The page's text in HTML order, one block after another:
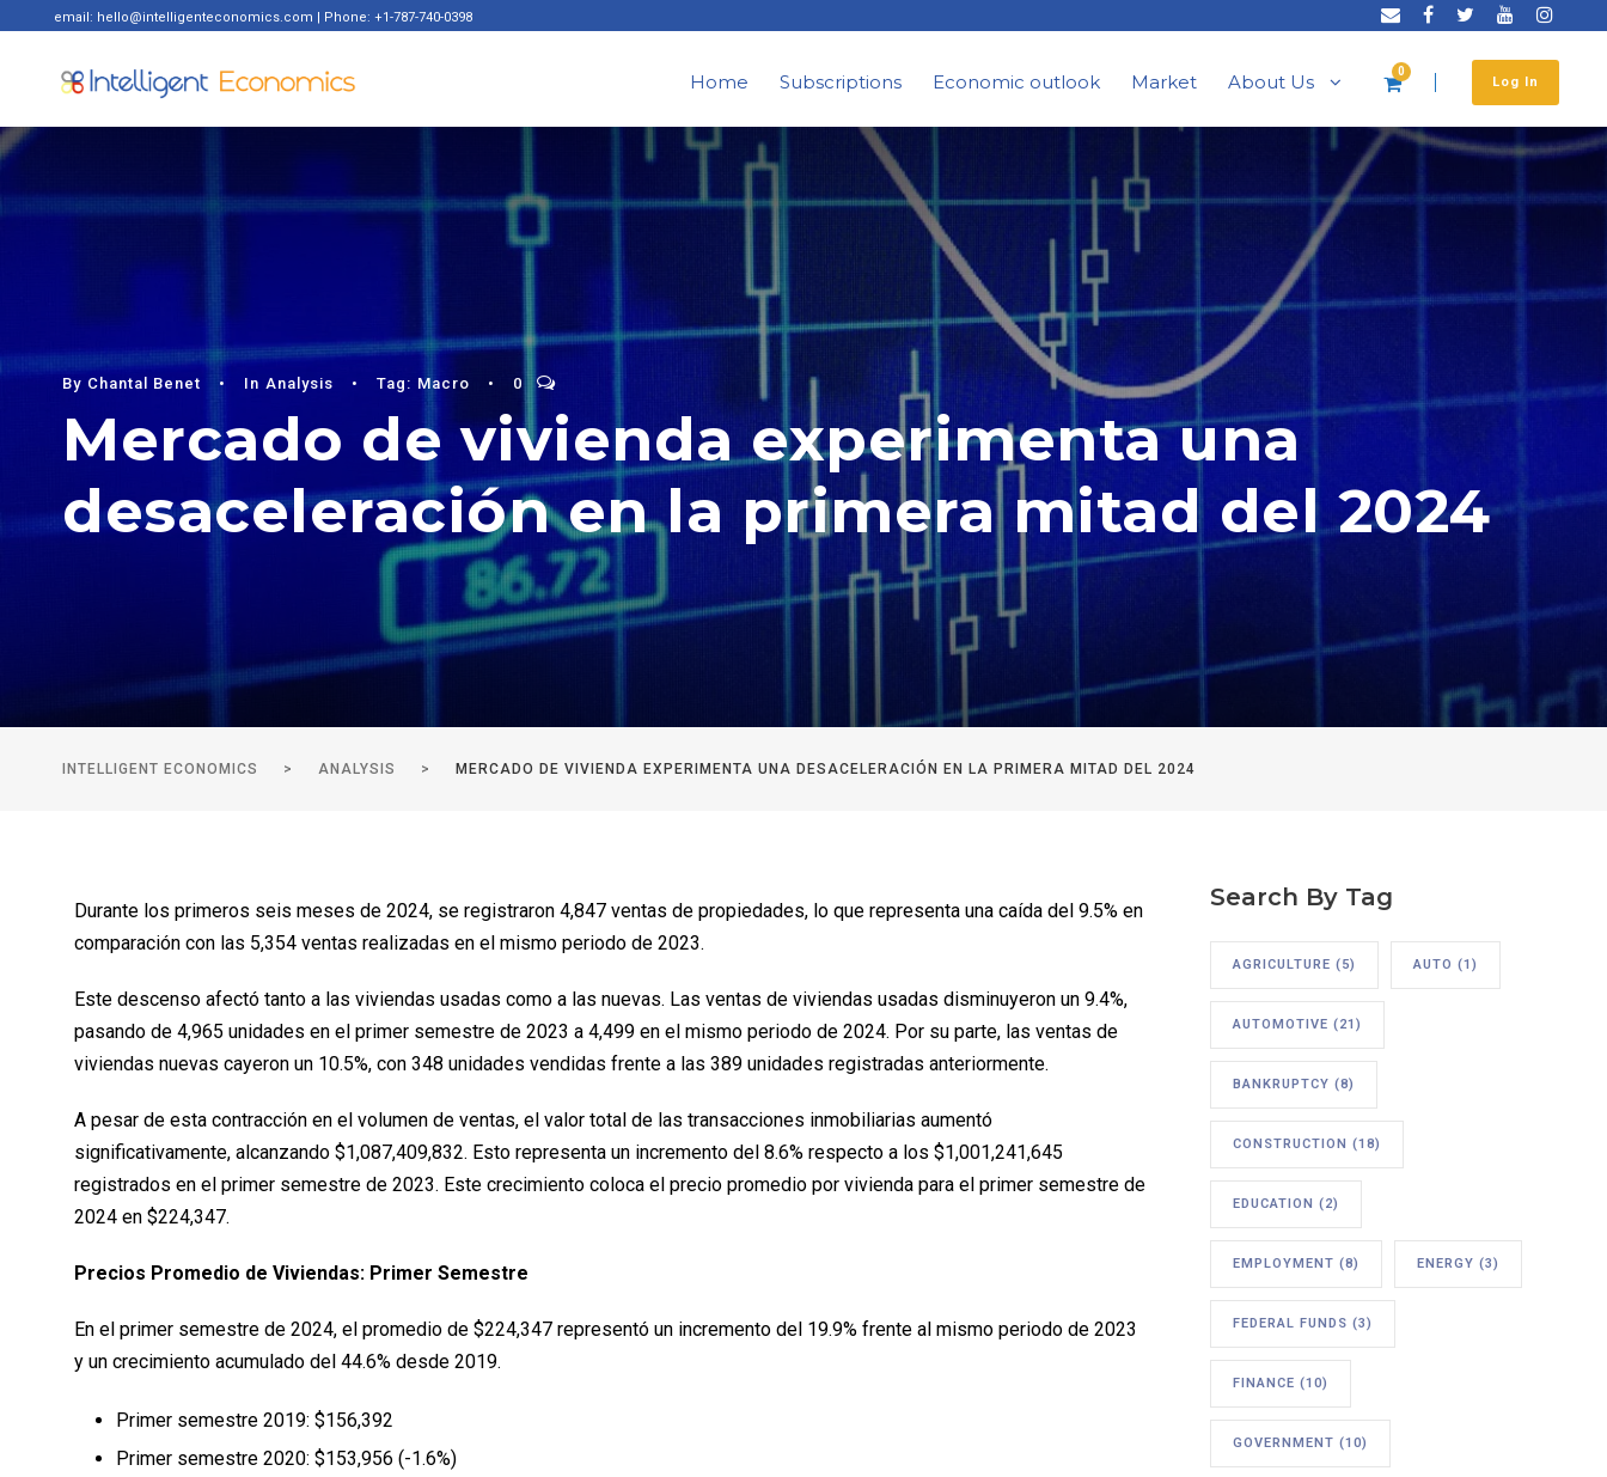
email: hello@intelligenteconomics.com | Phone: +1-787-740-0398
Home Subscriptions Economic outlook Market About Us 0
Log In
By Chantal Benet • In Analysis • Tag: Macro • 0
Mercado de vivienda experimenta una
desaceleración en la primera mitad del 2024
INTELLIGENT ECONOMICS > ANALYSIS > MERCADO DE VIVIENDA EXPERIMENTA UNA DESACELERACIÓN EN LA PRIMERA MITAD DEL 2024
Durante los primeros seis meses de 2024, se registraron 4,847 ventas de propiedades, lo que representa una caída del 9.5% en
comparación con las 5,354 ventas realizadas en el mismo periodo de 2023.
Este descenso afectó tanto a las viviendas usadas como a las nuevas. Las ventas de viviendas usadas disminuyeron un 9.4%,
pasando de 4,965 unidades en el primer semestre de 2023 a 4,499 en el mismo periodo de 2024. Por su parte, las ventas de
viviendas nuevas cayeron un 10.5%, con 348 unidades vendidas frente a las 389 unidades registradas anteriormente.
A pesar de esta contracción en el volumen de ventas, el valor total de las transacciones inmobiliarias aumentó
significativamente, alcanzando $1,087,409,832. Esto representa un incremento del 8.6% respecto a los $1,001,241,645
registrados en el primer semestre de 2023. Este crecimiento coloca el precio promedio por vivienda para el primer semestre de
2024 en $224,347.
Precios Promedio de Viviendas: Primer Semestre
En el primer semestre de 2024, el promedio de $224,347 representó un incremento del 19.9% frente al mismo periodo de 2023
y un crecimiento acumulado del 44.6% desde 2019.
Primer semestre 2019: $156,392
Primer semestre 2020: $153,956 (-1.6%)
Search By Tag
AGRICULTURE (5) AUTO (1)
AUTOMOTIVE (21)
BANKRUPTCY (8)
CONSTRUCTION (18)
EDUCATION (2)
EMPLOYMENT (8) ENERGY (3)
FEDERAL FUNDS (3)
FINANCE (10)
GOVERNMENT (10)